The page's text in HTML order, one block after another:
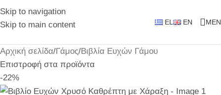
Skip to navigation
Skip to main content
EL EN
Αρχική σελίδα/Γάμος/Βιβλία Ευχών Γάμου
Επιστροφή στα προϊόντα
-22%